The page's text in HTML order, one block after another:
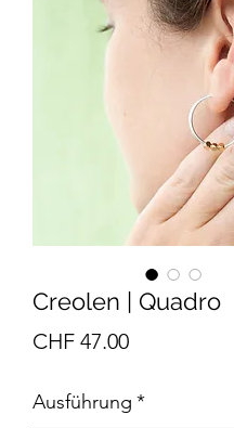
Creolen | Quadro
CHF 47.00Preis
Ausführung *